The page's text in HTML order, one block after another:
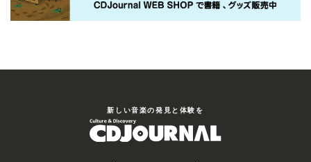
新しい⾳楽の発⾒と体験を